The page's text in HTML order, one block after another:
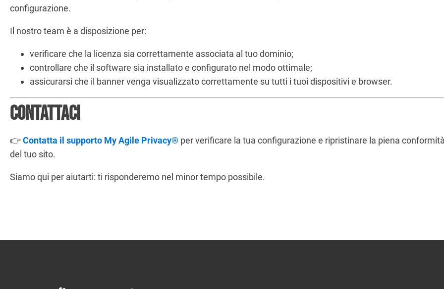
configurazione.
Il nostro team è a disposizione per:
verificare che la licenza sia correttamente associata al tuo dominio;
controllare che il software sia installato e configurato nel modo ottimale;
assicurarsi che il banner venga visualizzato correttamente su tutti i tuoi dispositivi e browser.
Contattaci
👉Contatta il supporto My Agile Privacy® per verificare la tua configurazione e ripristinare la piena
del tuo sito.
Siamo qui per aiutarti: ti risponderemo nel minor tempo possibile.